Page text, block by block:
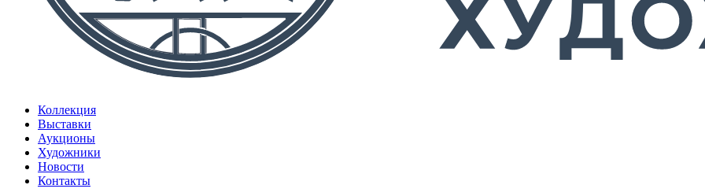
Коллекция
Выставки
Аукционы
Художники
Новости
Контакты